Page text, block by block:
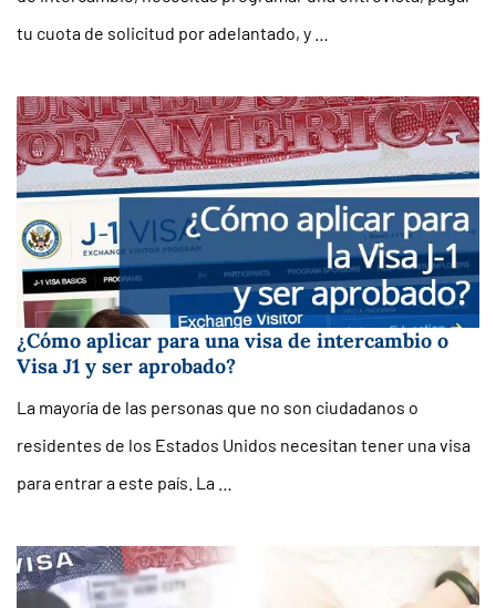
tu cuota de solicitud por adelantado, y …
¿Cómo aplicar para una visa de intercambio o
Visa J1 y ser aprobado?
La mayoría de las personas que no son ciudadanos o
residentes de los Estados Unidos necesitan tener una visa
para entrar a este país. La …